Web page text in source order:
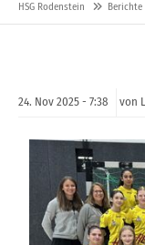
HSG Rodenstein Berichte
24. Nov 2025 - 7:38 von